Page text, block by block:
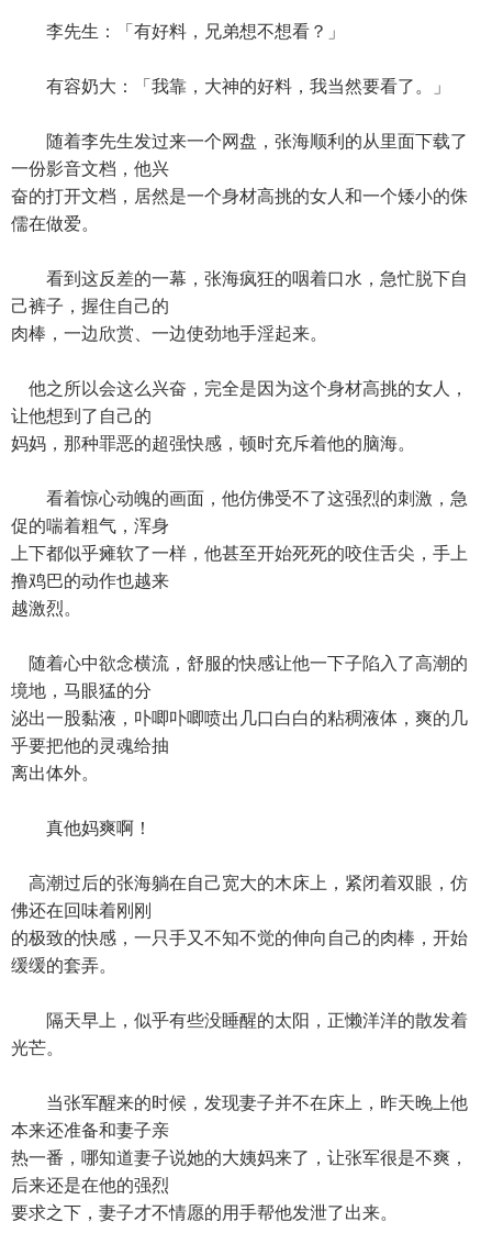
李先生：「有好料，兄弟想不想看？」
有容奶大：「我靠，大神的好料，我当然要看了。」
随着李先生发过来一个网盘，张海顺利的从里面下载了
一份影音文档，他兴
奋的打开文档，居然是一个身材高挑的女人和一个矮小的侏
儒在做爱。
看到这反差的一幕，张海疯狂的咽着口水，急忙脱下自
己裤子，握住自己的
肉棒，一边欣赏、一边使劲地手淫起来。
他之所以会这么兴奋，完全是因为这个身材高挑的女人，
让他想到了自己的
妈妈，那种罪恶的超强快感，顿时充斥着他的脑海。
看着惊心动魄的画面，他仿佛受不了这强烈的刺激，急
促的喘着粗气，浑身
上下都似乎瘫软了一样，他甚至开始死死的咬住舌尖，手上
撸鸡巴的动作也越来
越激烈。
随着心中欲念横流，舒服的快感让他一下子陷入了高潮的
境地，马眼猛的分
泌出一股黏液，卟唧卟唧喷出几口白白的粘稠液体，爽的几
乎要把他的灵魂给抽
离出体外。
真他妈爽啊！
高潮过后的张海躺在自己宽大的木床上，紧闭着双眼，仿
佛还在回味着刚刚
的极致的快感，一只手又不知不觉的伸向自己的肉棒，开始
缓缓的套弄。
隔天早上，似乎有些没睡醒的太阳，正懒洋洋的散发着
光芒。
当张军醒来的时候，发现妻子并不在床上，昨天晚上他
本来还准备和妻子亲
热一番，哪知道妻子说她的大姨妈来了，让张军很是不爽，
后来还是在他的强烈
要求之下，妻子才不情愿的用手帮他发泄了出来。